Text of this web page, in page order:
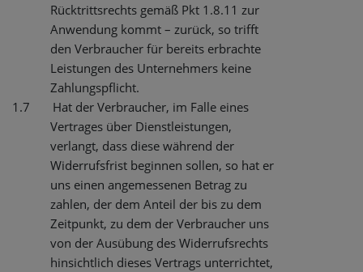
Rücktrittsrechts gemäß Pkt 1.8.11 zur
Anwendung kommt – zurück, so trifft
den Verbraucher für bereits erbrachte
Leistungen des Unternehmers keine
Zahlungspflicht.
1.7
Hat der Verbraucher, im Falle eines
Vertrages über Dienstleistungen,
verlangt, dass diese während der
Widerrufsfrist beginnen sollen, so hat er
uns einen angemessenen Betrag zu
zahlen, der dem Anteil der bis zu dem
Zeitpunkt, zu dem der Verbraucher uns
von der Ausübung des Widerrufsrechts
hinsichtlich dieses Vertrags unterrichtet,